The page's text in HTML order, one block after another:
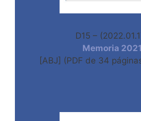
D15 –
Memoria 2021
[ABJ] (PDF de 34